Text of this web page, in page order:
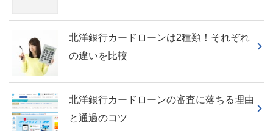
北洋銀行カードローンは2種類！それぞれ
の違いを比較
北洋銀行カードローンの審査に落ちる理由
と通過のコツ